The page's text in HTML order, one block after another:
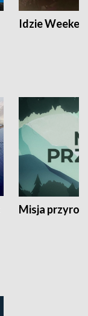
Idzie
Misja